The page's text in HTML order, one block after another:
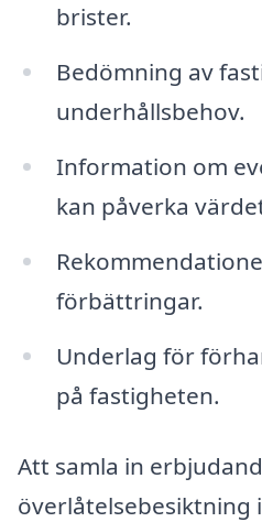
brister.
Bedömning av
underhållsbehov.
Information om
kan påverka
förbättringar.
Underlag för
på fastigheten.
Att samla in
överlåtelsebesiktning